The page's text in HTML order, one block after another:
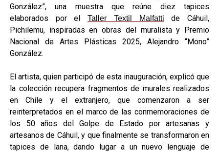
González”, una muestra que reúne diez tapices
elaborados por elTaller Textil Malfatti de Cáhuil,
Pichilemu, inspiradas en obras del muralista y Premio
Nacional de Artes Plásticas 2025, Alejandro “Mono”
González.
El artista, quien participó de esta inauguración, explicó que
la colección recupera fragmentos de murales realizados
en Chile y el extranjero, que comenzaron a ser
reinterpretados en el marco de las conmemoraciones de
los 50 años del Golpe de Estado por artesanas y
artesanos de Cáhuil, y que finalmente se transformaron en
tapices de lana, dando lugar a un nuevo lenguaje de